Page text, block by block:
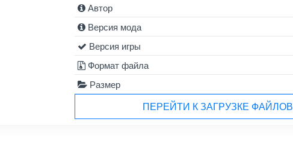
Автор
Версия мода
Версия игры
Формат файла
Размер
ПЕРЕЙТИ К ЗАГРУЗКЕ ФАЙЛОВ